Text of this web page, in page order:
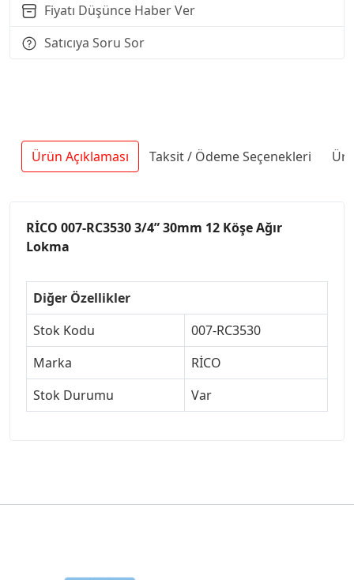
Fiyatı Düşünce Haber Ver
Satıcıya Soru Sor
Ürün Açıklaması Taksit / Ödeme Seçenekleri
RİCO 007-RC3530 3/4” 30mm 12 Köşe Ağır
Lokma
Diğer Özellikler
Stok Kodu
007-RC3530
Marka
RİCO
Stok Durumu
Var